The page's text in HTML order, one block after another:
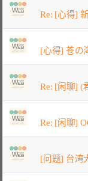
Re: [心得]
[心得] 苍の
Re: [闲聊] (
Re: [闲聊]
[问题] 台湾